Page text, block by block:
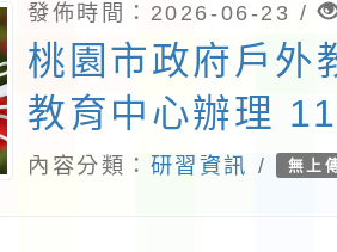
發佈時間：2026-06-23 /
桃園市政府戶外
教育中心辦理
桃園市學習路線
內容分類： 研習資訊 / 無上